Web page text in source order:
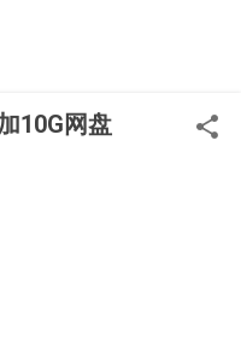
10G网盘